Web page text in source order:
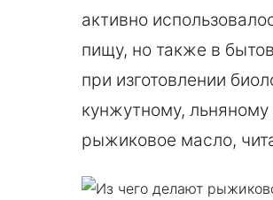
активно
пищу, но также в
при изготовлении
кунжутному,
рыжиковое масло,